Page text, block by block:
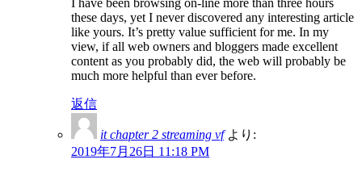
these days, yet I never discovered any interesting article
like yours. It’s pretty value sufficient for me. In my
view, if all web owners and bloggers made excellent
content as you probably did, the web will probably be
much more helpful than ever before.
返信
it chapter 2 streaming vf より:
2019年7月26日 11:18 PM